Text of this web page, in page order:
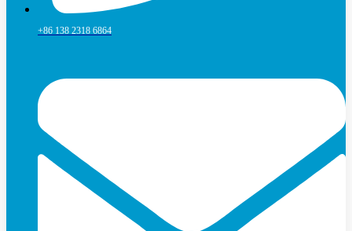
+86 138 2318 6864